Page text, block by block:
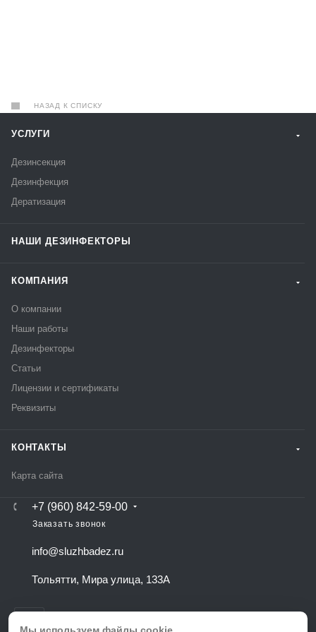
НАЗАД К СПИСКУ
УСЛУГИ
Дезинсекция
Дезинфекция
Дератизация
НАШИ ДЕЗИНФЕКТОРЫ
КОМПАНИЯ
О компании
Наши работы
Дезинфекторы
Статьи
Лицензии и сертификаты
Реквизиты
КОНТАКТЫ
Карта сайта
+7 (960) 842-59-00
Заказать звонок
info@sluzhbadez.ru
Тольятти, Мира улица, 133А